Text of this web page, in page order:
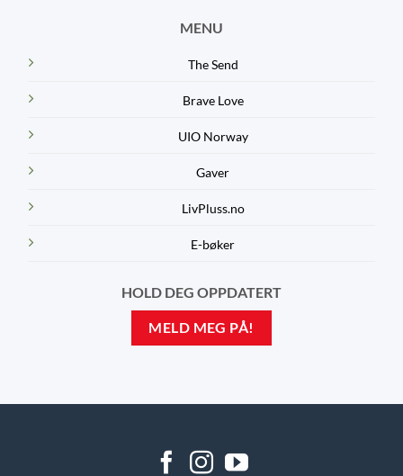
MENU
The Send
Brave Love
UIO Norway
Gaver
LivPluss.no
E-bøker
HOLD DEG OPPDATERT
MELD MEG PÅ!